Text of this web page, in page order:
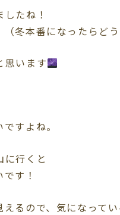
たね！
冬本番になったらど
思います
すよね。
行くと
す！
るので、気になって